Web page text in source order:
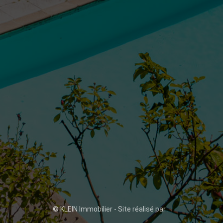
© KLEIN Immobilier - Site réalisé par :